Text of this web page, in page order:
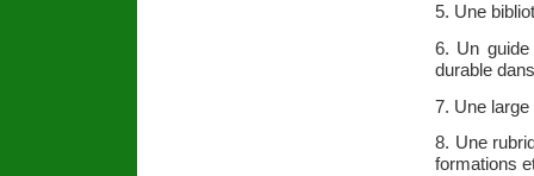
5. Une
6. Un guide
durable
7. Une
8. Une
formations